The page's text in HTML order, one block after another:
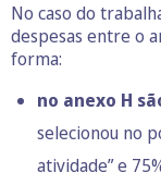
No caso do
despesas entre o
forma:
no anexo H
selecionou no
atividade” e